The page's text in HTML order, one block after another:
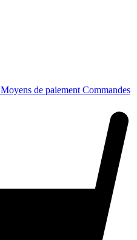
Moyens de paiement Commandes